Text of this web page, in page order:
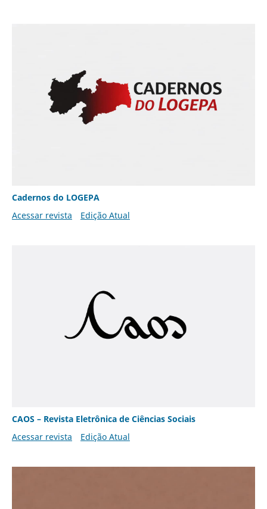
Cadernos do LOGEPA
Acessar revista
Edição Atual
CAOS – Revista Eletrônica de Ciências Sociais
Acessar revista
Edição Atual